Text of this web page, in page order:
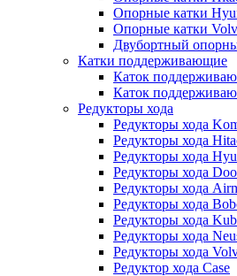
Опорные катки
Опорные катки
Двубортный
Катки поддерживающие
Каток
Каток
Редукторы хода
Редукторы хода
Редукторы хода
Редукторы хода
Редукторы хода
Редукторы хода
Редукторы хода
Редукторы хода
Редукторы хода
Редукторы хода
Редуктор хода Case